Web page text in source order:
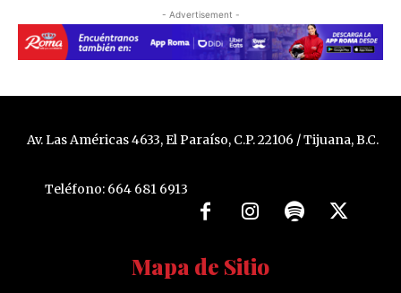
- Advertisement -
Av. Las Américas 4633, El Paraíso, C.P. 22106 / Tijuana, B.C.
Teléfono: 664 681 6913
Mapa de Sitio